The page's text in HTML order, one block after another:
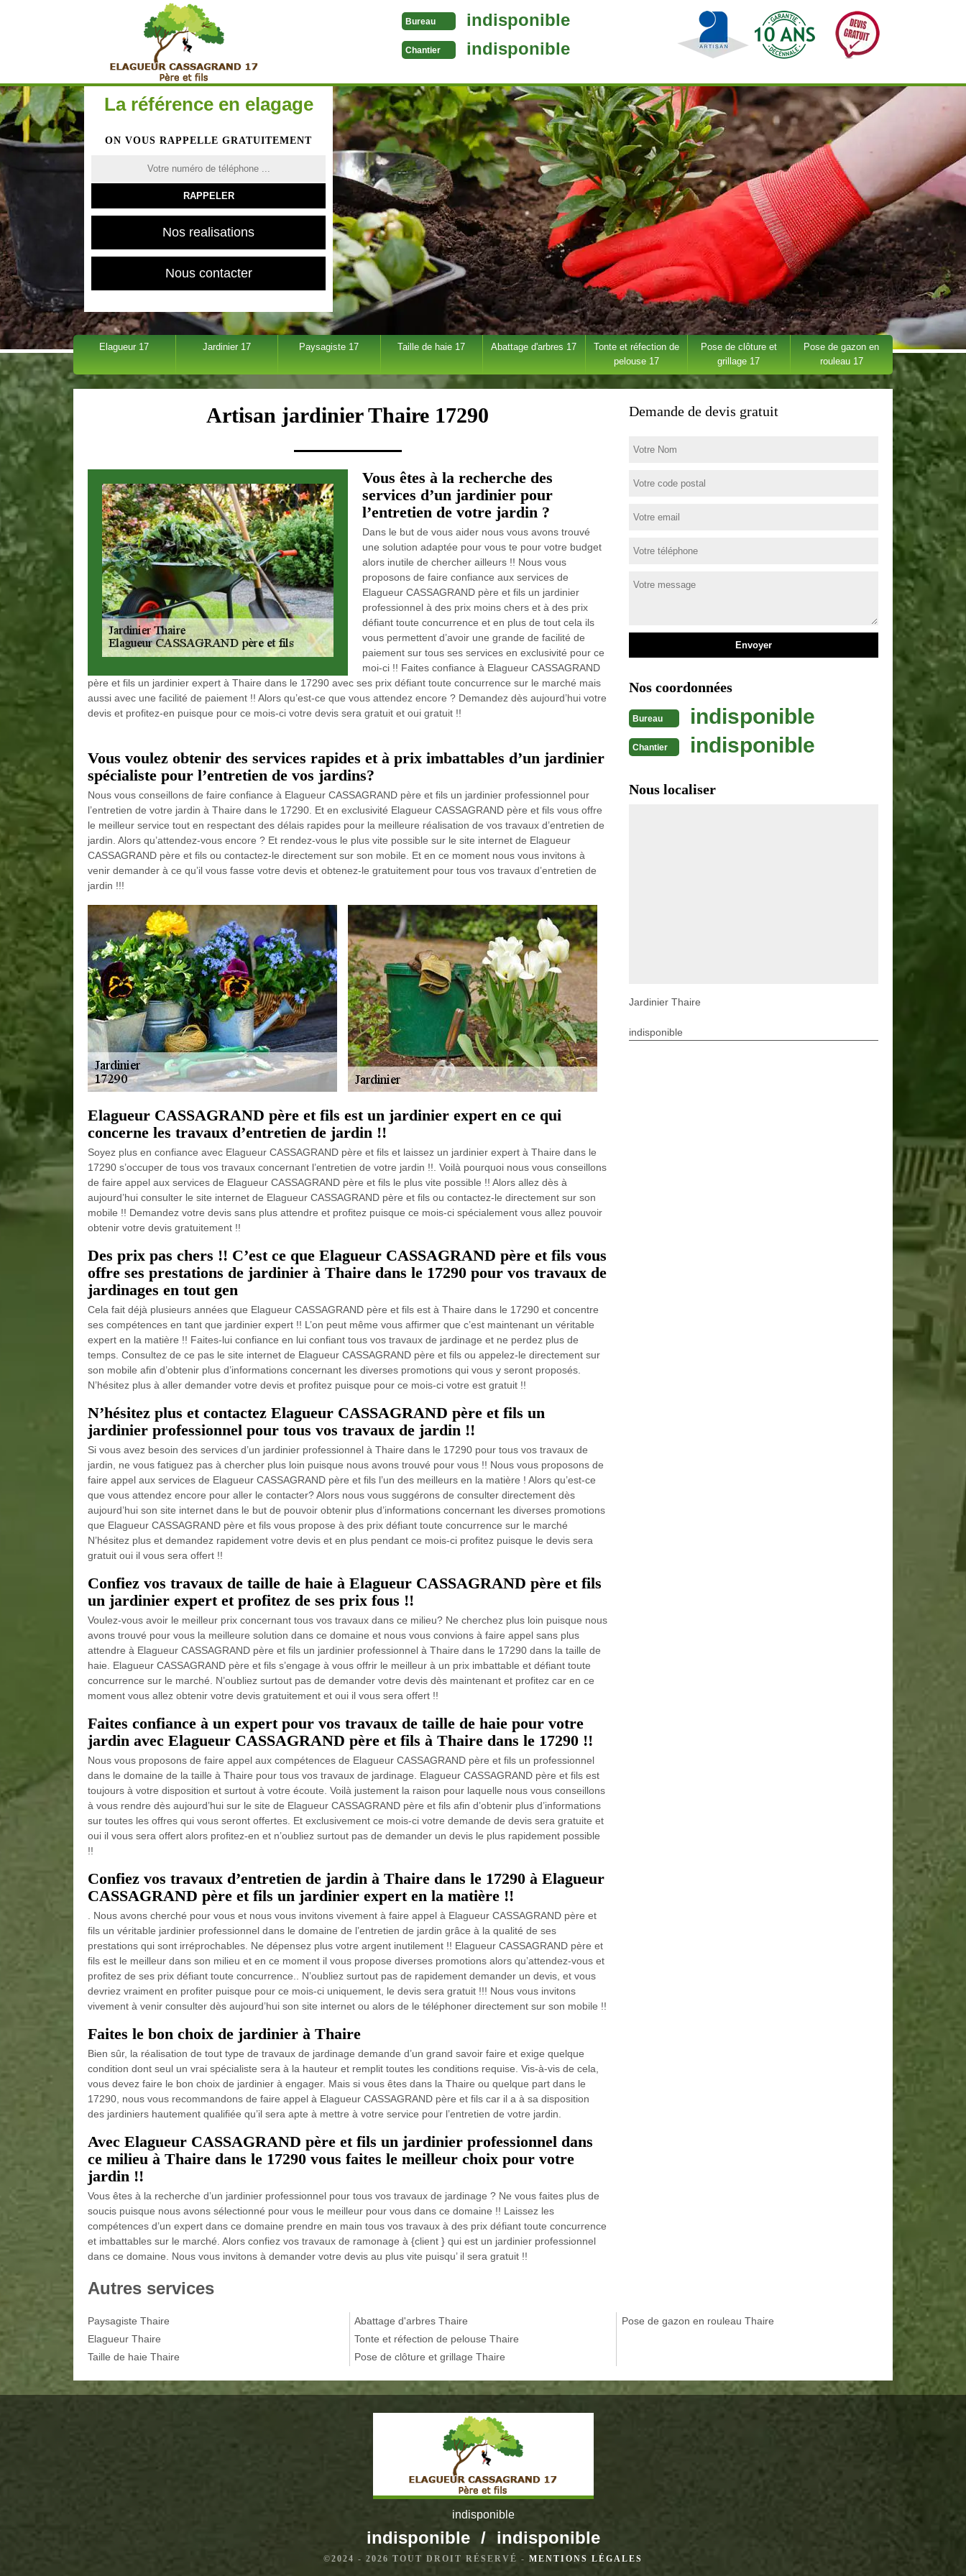
Bureau indisponible
Chantier indisponible
La référence en elagage
ON VOUS RAPPELLE GRATUITEMENT
Nos realisations
Nous contacter
Elagueur 17 Jardinier 17 Paysagiste 17 Taille de haie 17 Abattage d'arbres 17
Tonte et réfection de
pelouse 17
Pose de clôture et
grillage 17
Pose de gazon en
rouleau 17
Artisan jardinier Thaire 17290
Vous êtes à la recherche des
services d’un jardinier pour
l’entretien de votre jardin ?
Dans le but de vous aider nous vous avons trouvé
une solution adaptée pour vous te pour votre budget
alors inutile de chercher ailleurs !! Nous vous
proposons de faire confiance aux services de
Elagueur CASSAGRAND père et fils un jardinier
professionnel à des prix moins chers et à des prix
défiant toute concurrence et en plus de tout cela ils
vous permettent d’avoir une grande de facilité de
paiement sur tous ses services en exclusivité pour ce
moi-ci !! Faites confiance à Elagueur CASSAGRAND
père et fils un jardinier expert à Thaire dans le 17290 avec ses prix défiant toute concurrence sur le marché mais
aussi avec une facilité de paiement !! Alors qu’est-ce que vous attendez encore ? Demandez dès aujourd’hui votre
devis et profitez-en puisque pour ce mois-ci votre devis sera gratuit et oui gratuit !!
Vous voulez obtenir des services rapides et à prix imbattables d’un jardinier
spécialiste pour l’entretien de vos jardins?
Nous vous conseillons de faire confiance à Elagueur CASSAGRAND père et fils un jardinier professionnel pour
l’entretien de votre jardin à Thaire dans le 17290. Et en exclusivité Elagueur CASSAGRAND père et fils vous offre
le meilleur service tout en respectant des délais rapides pour la meilleure réalisation de vos travaux d’entretien de
jardin. Alors qu’attendez-vous encore ? Et rendez-vous le plus vite possible sur le site internet de Elagueur
CASSAGRAND père et fils ou contactez-le directement sur son mobile. Et en ce moment nous vous invitons à
venir demander à ce qu’il vous fasse votre devis et obtenez-le gratuitement pour tous vos travaux d’entretien de
jardin !!!
Elagueur CASSAGRAND père et fils est un jardinier expert en ce qui
concerne les travaux d’entretien de jardin !!
Soyez plus en confiance avec Elagueur CASSAGRAND père et fils et laissez un jardinier expert à Thaire dans le
17290 s’occuper de tous vos travaux concernant l’entretien de votre jardin !!. Voilà pourquoi nous vous conseillons
de faire appel aux services de Elagueur CASSAGRAND père et fils le plus vite possible !! Alors allez dès à
aujourd’hui consulter le site internet de Elagueur CASSAGRAND père et fils ou contactez-le directement sur son
mobile !! Demandez votre devis sans plus attendre et profitez puisque ce mois-ci spécialement vous allez pouvoir
obtenir votre devis gratuitement !!
Des prix pas chers !! C’est ce que Elagueur CASSAGRAND père et fils vous
offre ses prestations de jardinier à Thaire dans le 17290 pour vos travaux de
jardinages en tout gen
Cela fait déjà plusieurs années que Elagueur CASSAGRAND père et fils est à Thaire dans le 17290 et concentre
ses compétences en tant que jardinier expert !! L’on peut même vous affirmer que c’est maintenant un véritable
expert en la matière !! Faites-lui confiance en lui confiant tous vos travaux de jardinage et ne perdez plus de
temps. Consultez de ce pas le site internet de Elagueur CASSAGRAND père et fils ou appelez-le directement sur
son mobile afin d’obtenir plus d’informations concernant les diverses promotions qui vous y seront proposés.
N’hésitez plus à aller demander votre devis et profitez puisque pour ce mois-ci votre est gratuit !!
N’hésitez plus et contactez Elagueur CASSAGRAND père et fils un
jardinier professionnel pour tous vos travaux de jardin !!
Si vous avez besoin des services d’un jardinier professionnel à Thaire dans le 17290 pour tous vos travaux de
jardin, ne vous fatiguez pas à chercher plus loin puisque nous avons trouvé pour vous !! Nous vous proposons de
faire appel aux services de Elagueur CASSAGRAND père et fils l’un des meilleurs en la matière ! Alors qu’est-ce
que vous attendez encore pour aller le contacter? Alors nous vous suggérons de consulter directement dès
aujourd’hui son site internet dans le but de pouvoir obtenir plus d’informations concernant les diverses promotions
que Elagueur CASSAGRAND père et fils vous propose à des prix défiant toute concurrence sur le marché
N’hésitez plus et demandez rapidement votre devis et en plus pendant ce mois-ci profitez puisque le devis sera
gratuit oui il vous sera offert !!
Confiez vos travaux de taille de haie à Elagueur CASSAGRAND père et fils
un jardinier expert et profitez de ses prix fous !!
Voulez-vous avoir le meilleur prix concernant tous vos travaux dans ce milieu? Ne cherchez plus loin puisque nous
avons trouvé pour vous la meilleure solution dans ce domaine et nous vous convions à faire appel sans plus
attendre à Elagueur CASSAGRAND père et fils un jardinier professionnel à Thaire dans le 17290 dans la taille de
haie. Elagueur CASSAGRAND père et fils s’engage à vous offrir le meilleur à un prix imbattable et défiant toute
concurrence sur le marché. N’oubliez surtout pas de demander votre devis dès maintenant et profitez car en ce
moment vous allez obtenir votre devis gratuitement et oui il vous sera offert !!
Faites confiance à un expert pour vos travaux de taille de haie pour votre
jardin avec Elagueur CASSAGRAND père et fils à Thaire dans le 17290 !!
Nous vous proposons de faire appel aux compétences de Elagueur CASSAGRAND père et fils un professionnel
dans le domaine de la taille à Thaire pour tous vos travaux de jardinage. Elagueur CASSAGRAND père et fils est
toujours à votre disposition et surtout à votre écoute. Voilà justement la raison pour laquelle nous vous conseillons
à vous rendre dès aujourd’hui sur le site de Elagueur CASSAGRAND père et fils afin d’obtenir plus d’informations
sur toutes les offres qui vous seront offertes. Et exclusivement ce mois-ci votre demande de devis sera gratuite et
oui il vous sera offert alors profitez-en et n’oubliez surtout pas de demander un devis le plus rapidement possible
!!
Confiez vos travaux d’entretien de jardin à Thaire dans le 17290 à Elagueur
CASSAGRAND père et fils un jardinier expert en la matière !!
. Nous avons cherché pour vous et nous vous invitons vivement à faire appel à Elagueur CASSAGRAND père et
fils un véritable jardinier professionnel dans le domaine de l’entretien de jardin grâce à la qualité de ses
prestations qui sont irréprochables. Ne dépensez plus votre argent inutilement !! Elagueur CASSAGRAND père et
fils est le meilleur dans son milieu et en ce moment il vous propose diverses promotions alors qu’attendez-vous et
profitez de ses prix défiant toute concurrence.. N’oubliez surtout pas de rapidement demander un devis, et vous
devriez vraiment en profiter puisque pour ce mois-ci uniquement, le devis sera gratuit !!! Nous vous invitons
vivement à venir consulter dès aujourd’hui son site internet ou alors de le téléphoner directement sur son mobile !!
Faites le bon choix de jardinier à Thaire
Bien sûr, la réalisation de tout type de travaux de jardinage demande d’un grand savoir faire et exige quelque
condition dont seul un vrai spécialiste sera à la hauteur et remplit toutes les conditions requise. Vis-à-vis de cela,
vous devez faire le bon choix de jardinier à engager. Mais si vous êtes dans la Thaire ou quelque part dans le
17290, nous vous recommandons de faire appel à Elagueur CASSAGRAND père et fils car il a à sa disposition
des jardiniers hautement qualifiée qu’il sera apte à mettre à votre service pour l’entretien de votre jardin.
Avec Elagueur CASSAGRAND père et fils un jardinier professionnel dans
ce milieu à Thaire dans le 17290 vous faites le meilleur choix pour votre
jardin !!
Vous êtes à la recherche d’un jardinier professionnel pour tous vos travaux de jardinage ? Ne vous faites plus de
soucis puisque nous avons sélectionné pour vous le meilleur pour vous dans ce domaine !! Laissez les
compétences d’un expert dans ce domaine prendre en main tous vos travaux à des prix défiant toute concurrence
et imbattables sur le marché. Alors confiez vos travaux de ramonage à {client } qui est un jardinier professionnel
dans ce domaine. Nous vous invitons à demander votre devis au plus vite puisqu’ il sera gratuit !!
Demande de devis gratuit
Nos coordonnées
Bureau indisponible
Chantier indisponible
Nous localiser
Jardinier Thaire
indisponible
Autres services
Paysagiste Thaire
Elagueur Thaire
Taille de haie Thaire
Abattage d'arbres Thaire
Tonte et réfection de pelouse Thaire
Pose de clôture et grillage Thaire
Pose de gazon en rouleau Thaire
indisponible
indisponible / indisponible
©2024 - 2026 TOUT DROIT RÉSERVÉ - MENTIONS LÉGALES